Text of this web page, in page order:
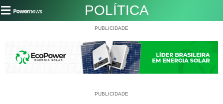
POLÍTICA
PUBLICIDADE
PUBLICIDADE